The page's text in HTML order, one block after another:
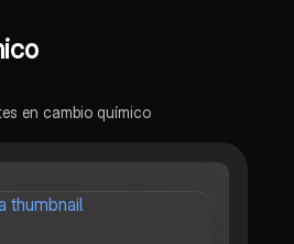
en cambio químico